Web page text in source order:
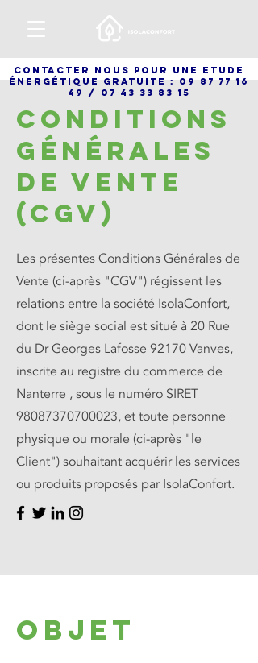
cONTACTER NOUS POUR UNE ETUDE
énergétique gRATUITE :09 87 77 16
49
/ 07 43 33 83 15
Conditions
Générales
de Vente
(CGV)
Les présentes Conditions Générales de
Vente (ci-après "CGV") régissent les
relations entre la société IsolaConfort,
dont le siège social est situé à 20 Rue
du Dr Georges Lafosse 92170 Vanves,
inscrite au registre du commerce de
Nanterre , sous le numéro SIRET
98087370700023, et toute personne
physique ou morale (ci-après "le
Client") souhaitant acquérir les services
ou produits proposés par IsolaConfort.
Objet